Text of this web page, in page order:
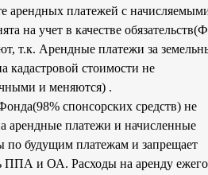
арендных платежей с
на учет в качестве
т.к. Арендные платежи за
кадастровой стоимости не
и меняются) .
спонсорских средств) не
арендные платежи и начисленные
по будущим платежам и запрещает
ППА и ОА. Расходы на аренду